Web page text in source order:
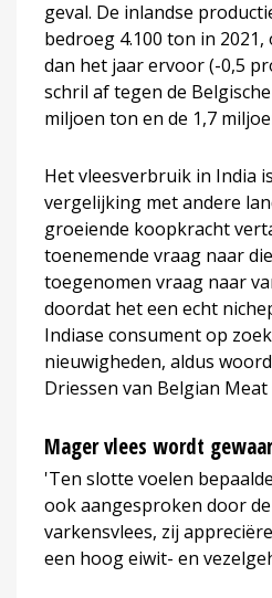
geval. De inlandse
bedroeg 4.100 ton in
dan het jaar ervoor (-0,5
schril af tegen de
miljoen ton en de 1,7
Het vleesverbruik in India
vergelijking met andere
groeiende koopkracht
toenemende vraag naar
toegenomen vraag naar
doordat het een echt
Indiase consument op
nieuwigheden, aldus
Driessen van Belgian Meat
Mager vlees wordt
'Ten slotte voelen
ook aangesproken door
varkensvlees, zij
een hoog eiwit- en